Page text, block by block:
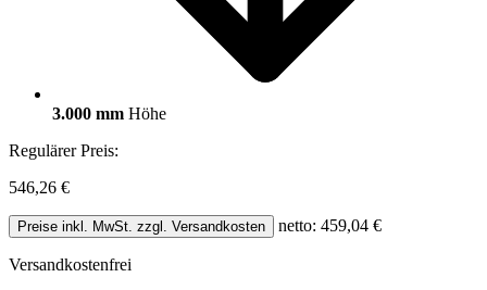
3.000 mm Höhe
Regulärer Preis:
546,26 €
Preise inkl. MwSt. zzgl. Versandkosten netto: 459,04 €
Versandkostenfrei